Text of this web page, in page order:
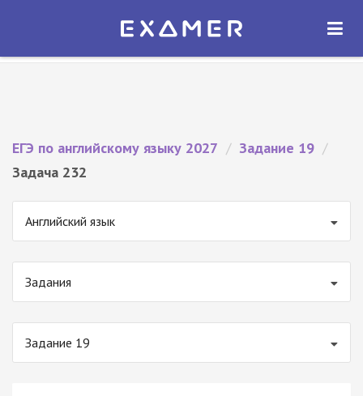
Экзамер — ЕГЭ 2027
ОТКРЫТЬ
ЕГЭ по английскому языку 2027 / Задание 19 /
Задача 232
Английский язык
Задания
Задание 19